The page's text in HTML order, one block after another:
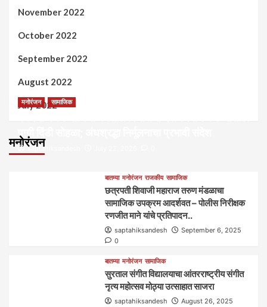
November 2022
October 2022
September 2022
August 2022
July 2022
मनोरंजन
मनोरंजन सामाजिक
पायी दिंडी सोहळा; अंधश्रद्धा निर्मूलनाचा प्रभावी संदेश
saptahiksandesh
बातम्या मनोरंजन राजकीय सामाजिक
छत्रपती शिवाजी महाराज तरुण मंडळाचा
सामाजिक उपक्रम आदर्शवत – पोलीस निरीक्षक
रणजीत माने यांचे प्रतिपादन..
saptahiksandesh
September 6, 2025
0
बातम्या मनोरंजन सामाजिक
सुरताल संगीत विद्यालयाचा आंतरराष्ट्रीय संगीत
नृत्य महोत्सव मोठ्या उत्साहात साजरा
saptahiksandesh
August 26, 2025